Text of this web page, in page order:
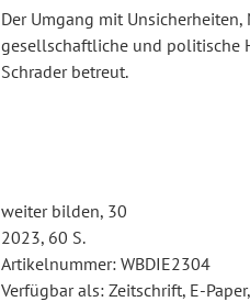
Der Umgang mit
gesellschaftliche und politische
Schrader betreut.
weiter bilden, 30
2023, 60 S.
Artikelnummer: WBDIE2304
Verfügbar als: Zeitschrift, E-